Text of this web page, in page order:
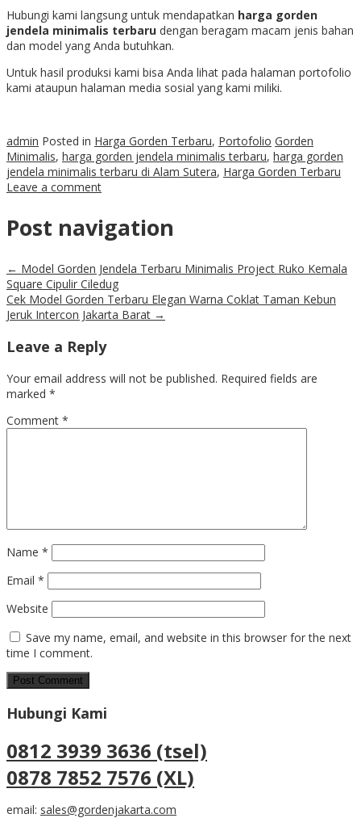
Hubungi kami langsung untuk mendapatkan harga gorden
jendela minimalis terbaru dengan beragam macam jenis bahan
dan model yang Anda butuhkan.
Untuk hasil produksi kami bisa Anda lihat pada halaman portofolio
kami ataupun halaman media sosial yang kami miliki.
admin Posted in Harga Gorden Terbaru, Portofolio Gorden
Minimalis, harga gorden jendela minimalis terbaru, harga gorden
jendela minimalis terbaru di Alam Sutera, Harga Gorden Terbaru
Leave a comment
Post navigation
← Model Gorden Jendela Terbaru Minimalis Project Ruko Kemala
Square Cipulir Ciledug
Cek Model Gorden Terbaru Elegan Warna Coklat Taman Kebun
Jeruk Intercon Jakarta Barat →
Leave a Reply
Your email address will not be published. Required fields are
marked *
Comment *
Name *
Email *
Website
Save my name, email, and website in this browser for the next
time I comment.
Hubungi Kami
0812 3939 3636 (tsel)
0878 7852 7576 (XL)
email: sales@gordenjakarta.com